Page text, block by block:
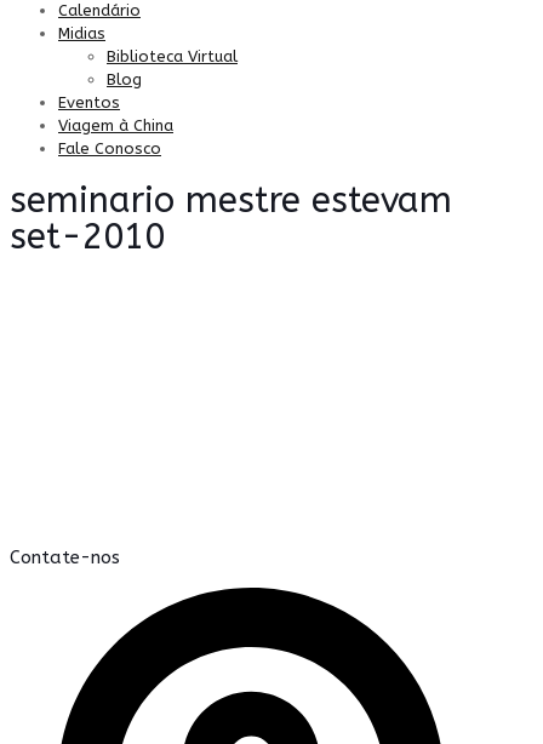
Calendário
Midias
Biblioteca Virtual
Blog
Eventos
Viagem à China
Fale Conosco
seminario mestre estevam
set-2010
Contate-nos